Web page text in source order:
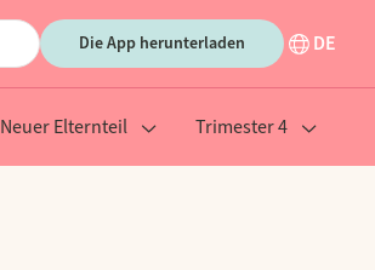
Die App herunterladen DE
Neuer Elternteil Trimester 4